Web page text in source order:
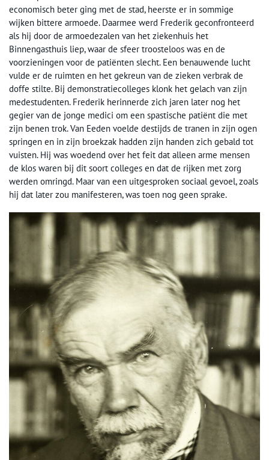
economisch beter ging met de stad, heerste er in sommige
wijken bittere armoede. Daarmee werd Frederik geconfronteerd
als hij door de armoedezalen van het ziekenhuis het
Binnengasthuis liep, waar de sfeer troosteloos was en de
voorzieningen voor de patiënten slecht. Een benauwende lucht
vulde er de ruimten en het gekreun van de zieken verbrak de
doffe stilte. Bij demonstratiecolleges klonk het gelach van zijn
medestudenten. Frederik herinnerde zich jaren later nog het
gegier van de jonge medici om een spastische patiënt die met
zijn benen trok. Van Eeden voelde destijds de tranen in zijn ogen
springen en in zijn broekzak hadden zijn handen zich gebald tot
vuisten. Hij was woedend over het feit dat alleen arme mensen
de klos waren bij dit soort colleges en dat de rijken met zorg
werden omringd. Maar van een uitgesproken sociaal gevoel, zoals
hij dat later zou manifesteren, was toen nog geen sprake.